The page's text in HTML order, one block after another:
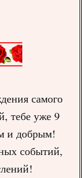
самого
тебе уже 9
и добрым!
событий,